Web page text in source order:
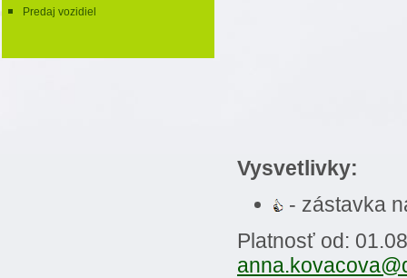
Predaj vozidiel
Vysvetlivky:
- zástavka
Platnosť od: